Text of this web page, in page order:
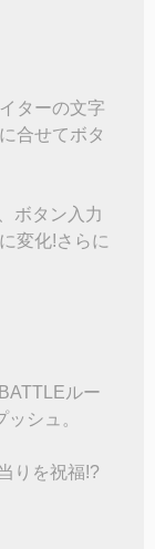
ターの文字
合せてボタ
ボタン入力
変化!さらに
ルー
シュ。
りを祝福!?